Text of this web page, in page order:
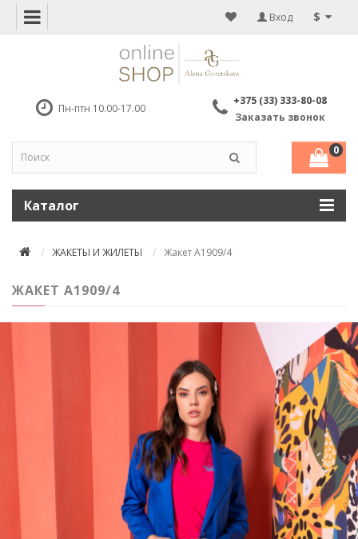
$
Вход
Пн-птн 10.00-17.00
+375 (33) 333-80-08
Заказать звонок
0
Каталог
ЖАКЕТЫ И ЖИЛЕТЫ Жакет A1909/4
ЖАКЕТ A1909/4